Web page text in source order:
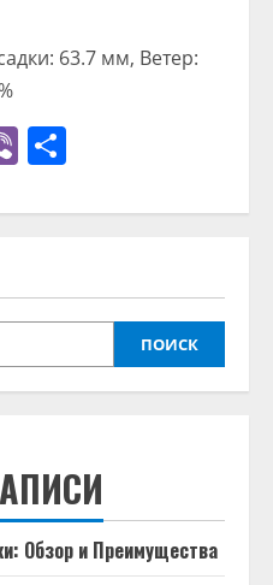
63.7 мм, Ветер:
Viber
ПОИСК
Обзор и Преимущества